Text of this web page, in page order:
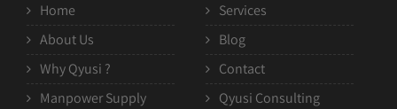
Home
About Us
Why Qyusi ?
Manpower Supply
Services
Blog
Contact
Qyusi Consulting